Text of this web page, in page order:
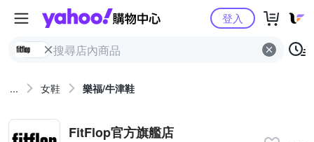
Yahoo購物中心
登入
... 女鞋 樂福/牛津鞋
FitFlop官方旗艦店